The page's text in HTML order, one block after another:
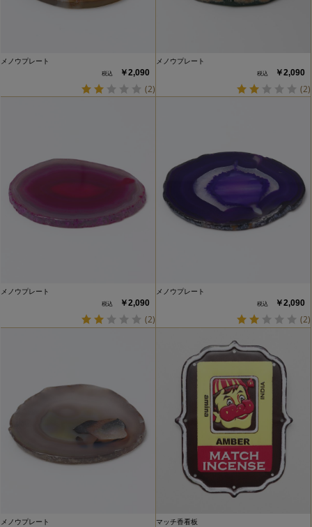
メノウプレート
￥2,090
(2)
メノウプレート
￥2,090
(2)
メノウプレート
￥2,090
(2)
メノウプレート
￥2,090
(2)
メノウプレート マッチ香看板